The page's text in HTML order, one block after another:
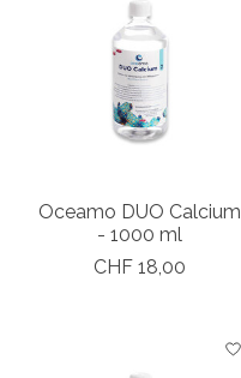
Oceamo DUO Calcium
- 1000 ml
CHF 18,00